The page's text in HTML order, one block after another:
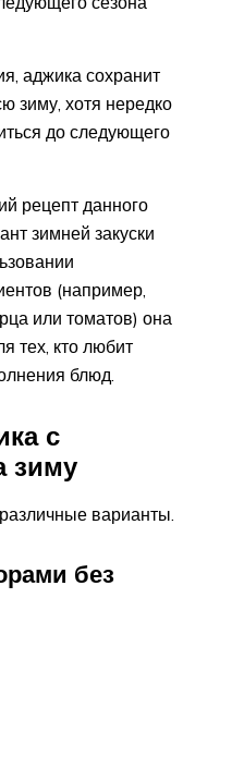
аджика сохранит
зиму, хотя нередко
до следующего
рецепт данного
зимней закуски
(например,
или томатов) она
тех, кто любит
блюд.
с
зиму
варианты.
без